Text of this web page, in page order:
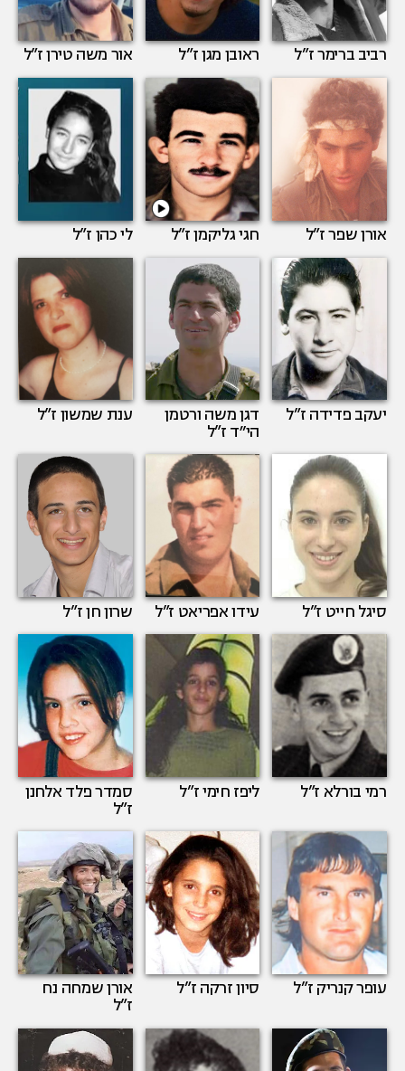
רביב ברימרז”ל ראובן מגןז”ל אור משה טירןז”ל
אורן שפרז”ל חגי גליקמןז”ל לי כהן ז”ל
יעקב פדידה ז”ל דגן משה ורטמן
הי״ד ז”ל
ענת שמשון ז”ל
סיגל חייט ז”ל עידו אפריאט ז”ל שרון חןז”ל
רמי בורלא ז”ל ליפז חימיז”ל סמדר פלד אלחנן
ז”ל
עופר קנריק ז”ל סיון זרקה ז”ל אורן שמחה נח
ז”ל